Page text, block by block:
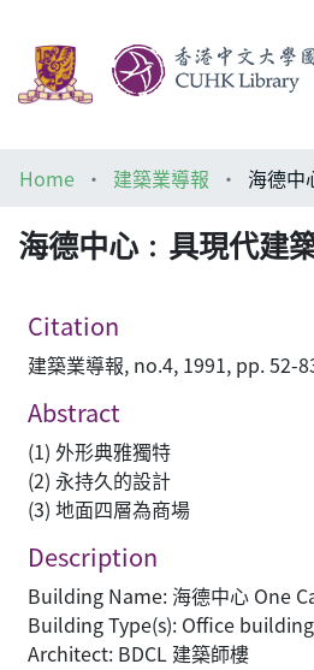
Architecture Library
Home 建築業導報 海德中
海德中心﹕具現代建
Citation
建築業導報, no.4, 1991, pp. 52-
Abstract
(1) 外形典雅獨特
(2) 永持久的設計
(3) 地面四層為商場
Description
Building Name: 海德中心 One
Building Type(s): Office
Architect: BDCL 建築師樓